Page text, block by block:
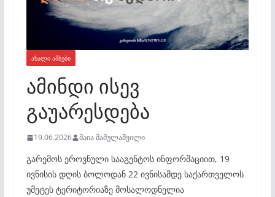
ᲐᲮᲐᲚᲘ ᲐᲛᲑᲔᲑᲘ
ამინდი ისევ
გაუარესდება
19.06.2026 მაია მამულაშვილი
გარემოს ეროვნული სააგენტოს ინფორმაციით, 19
ივნისის დღის ბოლოდან 22 ივნისამდე საქართველოს
უმეტეს ტერიტორიაზე მოსალოდნელია